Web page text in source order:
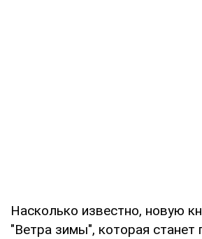
Насколько известно, новую
"Ветра зимы", которая станет